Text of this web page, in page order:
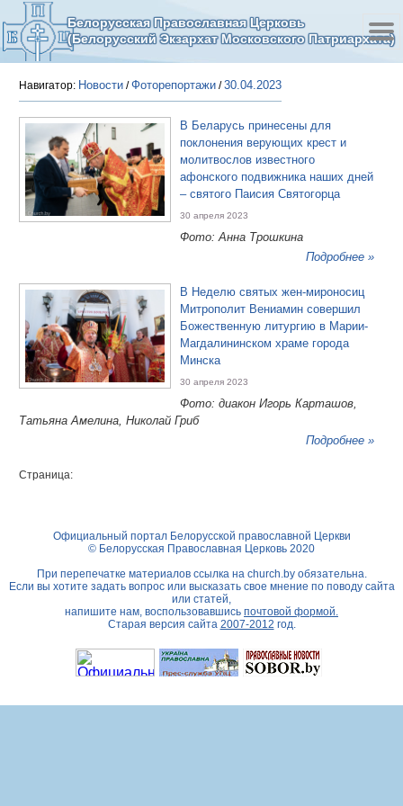
Белорусская Православная Церковь
(Белорусский Экзархат Московского Патриархата)
Навигатор: Новости /Фоторепортажи /30.04.2023
В Беларусь принесены для
поклонения верующих крест и
молитвослов известного
афонского подвижника наших дней
– святого Паисия Святогорца
30 апреля 2023
Фото: Анна Трошкина
Подробнее »
В Неделю святых жен-мироносиц
Митрополит Вениамин совершил
Божественную литургию в Марии-
Магдалининском храме города
Минска
30 апреля 2023
Фото: диакон Игорь Карташов,
Татьяна Амелина, Николай Гриб
Подробнее »
Страница:
Официальный портал Белорусской православной Церкви
© Белорусская Православная Церковь 2020
При перепечатке материалов ссылка на church.byобязательна.
Если вы хотите задать вопрос или высказать свое мнение по поводу сайта
или статей,
напишите нам, воспользовавшись почтовой формой.
Старая версия сайта 2007-2012 год.